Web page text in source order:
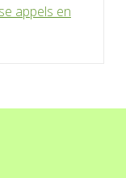
appels en